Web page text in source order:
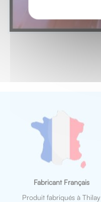
Fabricant Français
Produit fabriqués à Thilay